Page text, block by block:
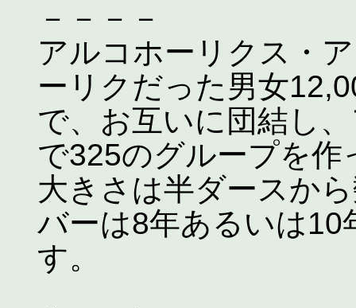
－－－－
アルコホーリクス・
ーリクだった男女
で、お互いに団結し
で325のグループを
大きさは半ダースか
バーは8年あるいは10
す。